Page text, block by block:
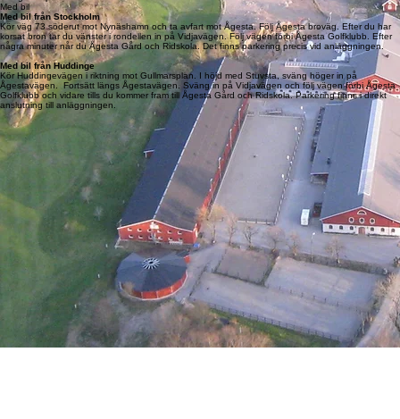
Med bil
Med bil från Stockholm
Kör väg 73 söderut mot Nynäshamn och ta avfart mot Ågesta. Följ Ågesta broväg. Efter du har
korsat bron tar du vänster i rondellen in på Vidjavägen. Följ vägen förbi Ågesta Golfklubb. Efter
några minuter når du Ågesta Gård och Ridskola. Det finns parkering precis vid anläggningen.
Med bil från Huddinge
Kör Huddingevägen i riktning mot Gullmarsplan. I höjd med Stuvsta, sväng höger in på
Ågestavägen. Fortsätt längs Ågestavägen. Sväng in på Vidjavägen och följ vägen förbi Ågesta
Golfklubb och vidare tills du kommer fram till Ågesta Gård och Ridskola. Parkering finns i direkt
anslutning till anläggningen.